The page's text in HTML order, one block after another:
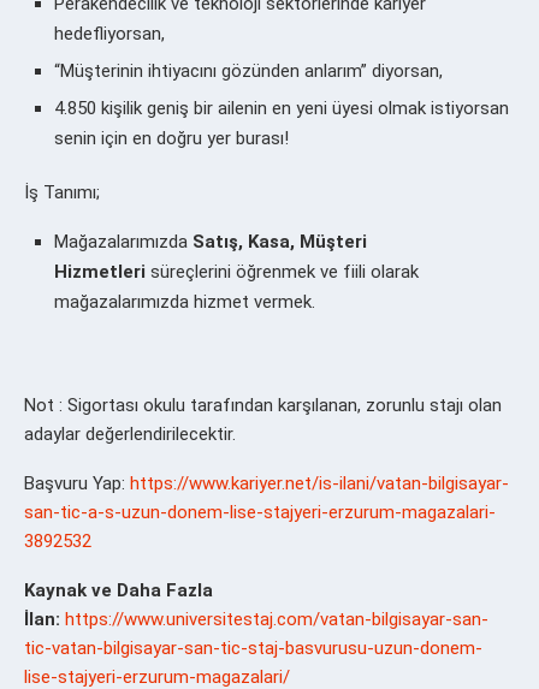
hedefliyorsan,
“Müşterinin ihtiyacını gözünden anlarım” diyorsan,
4.850 kişilik geniş bir ailenin en yeni üyesi olmak istiyorsan
senin için en doğru yer burası!
İş Tanımı;
Mağazalarımızda Satış, Kasa, Müşteri
Hizmetleri süreçlerini öğrenmek ve fiili olarak
mağazalarımızda hizmet vermek.
Not : Sigortası okulu tarafından karşılanan, zorunlu stajı olan
adaylar değerlendirilecektir.
Başvuru Yap: https://www.kariyer.net/is-ilani/vatan-bilgisayar-
san-tic-a-s-uzun-donem-lise-stajyeri-erzurum-magazalari-
3892532
Kaynak ve Daha Fazla
İlan: https://www.universitestaj.com/vatan-bilgisayar-san-
tic-vatan-bilgisayar-san-tic-staj-basvurusu-uzun-donem-
lise-stajyeri-erzurum-magazalari/